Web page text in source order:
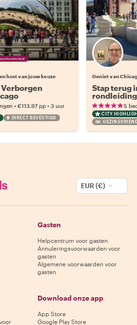
favoriete local
host van jouw keuze
• €113.97 pp • 3 uur
DIRECT BEVESTIGD
Geniet van
Stap terug
Company
5
CITY
EUR (€)
Gasten
Helpcentrum voor gasten
Annuleringsvoorwaarden voor
gasten
Algemene voorwaarden voor
gasten
Download onze app
App Store
Google Play Store